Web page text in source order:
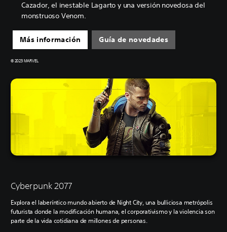
Cazador, el inestable Lagarto y una versión novedosa del
monstruoso Venom.
Más información Guía de novedades
© 2023 MARVEL
Cyberpunk 2077
Explora el laberíntico mundo abierto de Night City, una bulliciosa metrópolis
futurista donde la modificación humana, el corporativismo y la violencia son
parte de la vida cotidiana de millones de personas.